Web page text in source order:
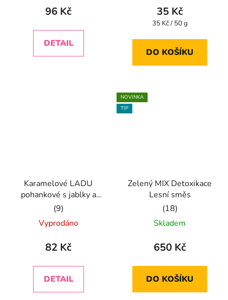
produktu
5,0
z
96 Kč
DETAIL
produktu
je
z
35 Kč
Měrná
35 Kč / 50 g
DO KOŠÍKU
Karamelové LADU
pohankové s jablky a
skořicí
Průměrné
hodnocení
produktu
4,9
z
Vyprodáno
82 Kč
DETAIL
NOVINKA
TIP
Zelený MIX Detoxikace
Lesní směs
Průměrné
hodnocení
produktu
5,0
z
Skladem
650 Kč
DO KOŠÍKU